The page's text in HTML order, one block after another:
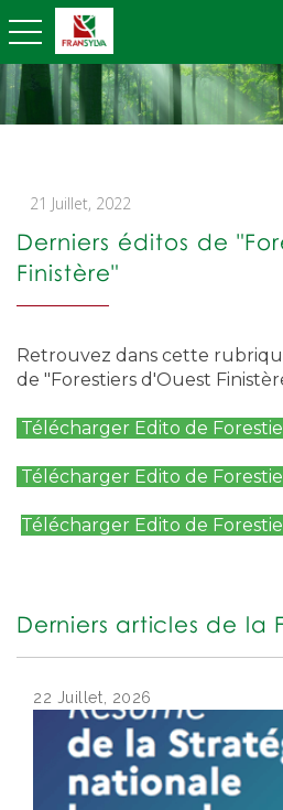
toggle navigation
21 Juillet, 2022
Derniers éditos de
Finistère"
Retrouvez dans cette
de "Forestiers d'Ouest
Télécharger Edito de
Télécharger Edito de
Télécharger Edito de
Derniers articles de la
22 Juillet, 2026